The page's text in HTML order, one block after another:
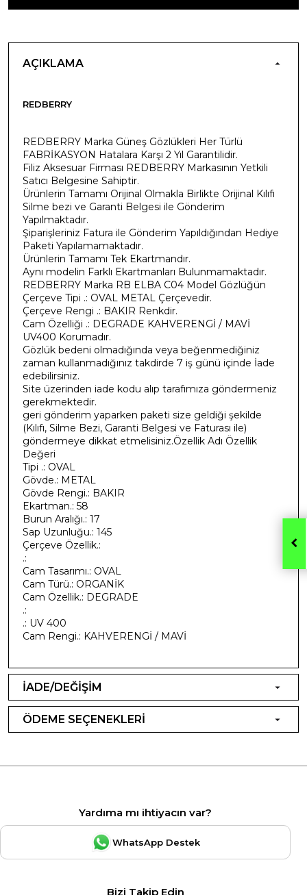
AÇIKLAMA
REDBERRY
REDBERRY Marka Güneş Gözlükleri Her Türlü
FABRİKASYON Hatalara Karşı 2 Yıl Garantilidir.
Filiz Aksesuar Firması REDBERRY Markasının Yetkili
Satıcı Belgesine Sahiptir.
Ürünlerin Tamamı Orijinal Olmakla Birlikte Orijinal Kılıfı
Silme bezi ve Garanti Belgesi ile Gönderim
Yapılmaktadır.
Şiparişleriniz Fatura ile Gönderim Yapıldığından Hediye
Paketi Yapılamamaktadır.
Ürünlerin Tamamı Tek Ekartmandır.
Aynı modelin Farklı Ekartmanları Bulunmamaktadır.
REDBERRY Marka RB ELBA C04 Model Gözlüğün
Çerçeve Tipi .: OVAL METAL Çerçevedir.
Çerçeve Rengi .: BAKIR Renkdir.
Cam Özelliği .: DEGRADE KAHVERENGİ / MAVİ
UV400 Korumadır.
Gözlük bedeni olmadığında veya beğenmediğiniz
zaman kullanmadığınız takdirde 7 iş günü içinde İade
edebilirsiniz.
Site üzerinden iade kodu alıp tarafımıza göndermeniz
gerekmektedir.
geri gönderim yaparken paketi size geldiği şekilde
(Kılıfı, Silme Bezi, Garanti Belgesi ve Faturası ile)
göndermeye dikkat etmelisiniz.Özellik Adı Özellik
Değeri
Tipi .: OVAL
Gövde.: METAL
Gövde Rengi.: BAKIR
Ekartman.: 58
Burun Aralığı.: 17
Sap Uzunluğu.: 145
Çerçeve Özellik.:
.:
Cam Tasarımı.: OVAL
Cam Türü.: ORGANİK
Cam Özellik.: DEGRADE
.:
.: UV 400
Cam Rengi.: KAHVERENGİ / MAVİ
İADE/DEĞİŞİM
ÖDEME SEÇENEKLERİ
Yardıma mı ihtiyacın var?
WhatsApp Destek
Bizi Takip Edin